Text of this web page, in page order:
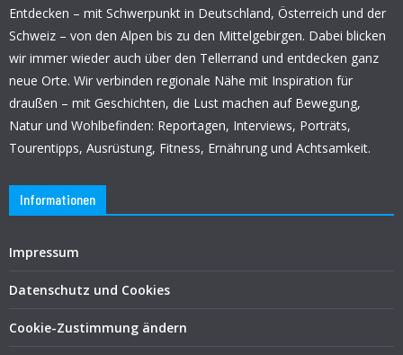
Entdecken – mit Schwerpunkt in Deutschland, Österreich und der
Schweiz – von den Alpen bis zu den Mittelgebirgen. Dabei blicken
wir immer wieder auch über den Tellerrand und entdecken ganz
neue Orte. Wir verbinden regionale Nähe mit Inspiration für
draußen – mit Geschichten, die Lust machen auf Bewegung,
Natur und Wohlbefinden: Reportagen, Interviews, Porträts,
Tourentipps, Ausrüstung, Fitness, Ernährung und Achtsamkeit.
Informationen
Impressum
Datenschutz und Cookies
Cookie-Zustimmung ändern